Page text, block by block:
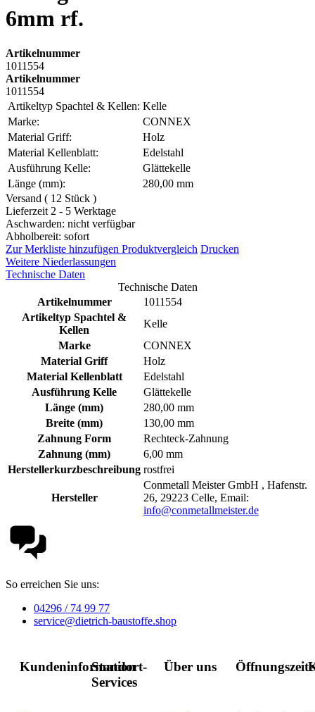
6mm rf.
Artikelnummer
1011554
Artikelnummer
1011554
Artikeltyp Spachtel & Kellen: Kelle
Marke:
CONNEX
Material Griff:
Holz
Material Kellenblatt:
Edelstahl
Ausführung Kelle:
Glättekelle
Länge (mm):
280,00 mm
Versand ( 12 Stück )
Lieferzeit 2 - 5 Werktage
Aschwarden: nicht verfügbar
Abholbereit: sofort
Zur Merkliste hinzufügen Produktvergleich Drucken
Weitere Niederlassungen
Technische Daten
Technische Daten
Artikelnummer
1011554
Artikeltyp Spachtel &
Kellen
Kelle
Marke
CONNEX
Material Griff
Holz
Material Kellenblatt
Edelstahl
Ausführung Kelle
Glättekelle
Länge (mm)
280,00 mm
Breite (mm)
130,00 mm
Zahnung Form
Rechteck-Zahnung
Zahnung (mm)
6,00 mm
Herstellerkurzbeschreibung rostfrei
Hersteller
Conmetall Meister GmbH , Hafenstr.
26, 29223 Celle, Email:
info@conmetallmeister.de
So erreichen Sie uns:
04296 / 74 99 77
service@dietrich-baustoffe.shop
Kundeninformation
Standort-
Services
Über uns